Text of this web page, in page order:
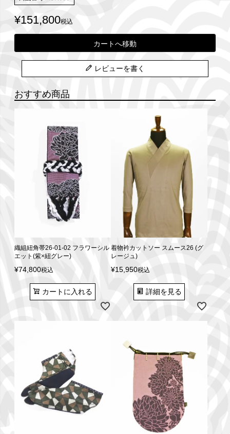
¥151,800税込
カートへ移動
レビューを書く
おすすめ商品
織組紐角帯26-01-02 フラワーシル
エット(紫×紐グレー)
¥74,800税込
カートに入れる
着物衿カットソー スムース26 (グ
レージュ)
¥15,950税込
詳細を見る